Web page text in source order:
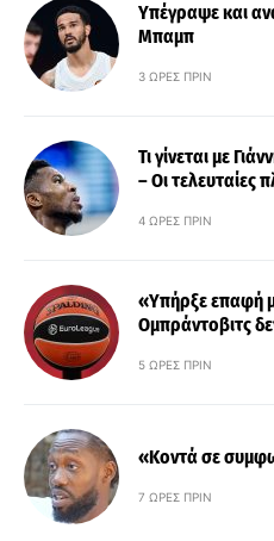
Υπέγραψε και
Μπαμπ
3 ΏΡΕΣ ΠΡΙΝ
Τι γίνεται με
– Οι τελευταίες
4 ΏΡΕΣ ΠΡΙΝ
«Υπήρξε επαφή
Ομπράντοβιτς
5 ΏΡΕΣ ΠΡΙΝ
«Κοντά σε
7 ΏΡΕΣ ΠΡΙΝ